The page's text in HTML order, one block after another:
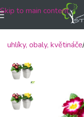
Skip to main content
Truhlíky, obaly, květináče